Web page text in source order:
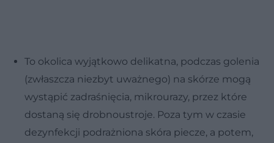
To okolica wyjątkowo delikatna, podczas golenia
(zwłaszcza niezbyt uważnego) na skórze mogą
wystąpić zadraśnięcia, mikrourazy, przez które
dostaną się drobnoustroje. Poza tym w czasie
dezynfekcji podrażniona skóra piecze, a potem,